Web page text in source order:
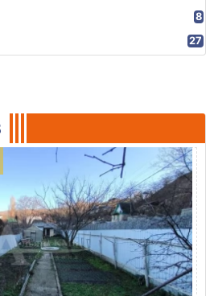
8
27